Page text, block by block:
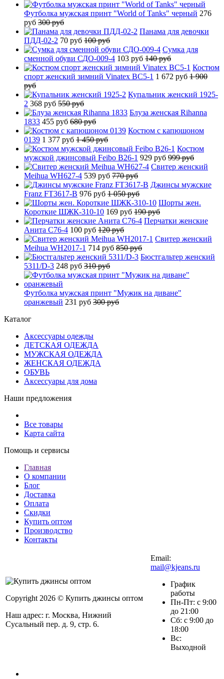
Футболка мужская принт "World of Tanks" черный 276
руб 300 руб
Панама для девочки
ПДД-02-2 70 руб 100 руб
Сумка для
сменной обуви СДО-009-4 103 руб 140 руб
Костюм
спорт женский зимний Vinatex BC5-1 1 672 руб 1 900
руб
Купальник женский 1925-
2 368 руб 550 руб
Блуза женская Rihanna
1833 455 руб 680 руб
Костюм с капюшоном
0139 1 377 руб 1 450 руб
Костюм
мужской джинсовый Feibo B26-1 929 руб 999 руб
Свитер женский
Meihua WH627-4 539 руб 770 руб
Джинсы мужские
Franz FT3617-B 976 руб 1 050 руб
Шорты жен.
Короткие ШЖК-310-10 169 руб 190 руб
Перчатки женские
Анита C76-4 100 руб 120 руб
Свитер женский
Meihua WH2017-1 714 руб 850 руб
Бюстгальтер женский
5311/D-3 248 руб 310 руб
Футболка мужская принт "Мужик на диване"
оранжевый 231 руб 300 руб
Каталог
Аксессуары одежды
ДЕТСКАЯ ОДЕЖДА
МУЖСКАЯ ОДЕЖДА
ЖЕНСКАЯ ОДЕЖДА
ОБУВЬ
Аксессуары для дома
Наши предложения
Все товары
Карта сайта
Помощь и сервисы
Главная
О компании
Блог
Доставка
Оплата
Скидки
Купить оптом
Производство
Контакты
Copyright 2026 © Купить джинсы оптом
Наш адрес: г. Москва, Нижний
Сусальный пер. д. 9, стр. 6.
Email:
mail@kjeans.ru
График
работы
Пн-Пт: с 9:00
до 21:00
Сб: с 9:00 до
18:00
Вс:
Выходной